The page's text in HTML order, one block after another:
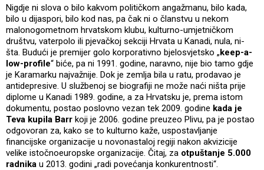
Nigdje ni slova o bilo kakvom političkom angažmanu, bilo kada,
bilo u dijaspori, bilo kod nas, pa čak ni o članstvu u nekom
malonogometnom hrvatskom klubu, kulturno-umjetničkom
društvu, vaterpolo ili pjevačkoj sekciji Hrvata u Kanadi, nula, ni-
šta. Budući je premijer golo korporativno bjelosvjetsko „keep-a-
low-profile“ biće, pa ni 1991. godine, naravno, nije bio tamo gdje
je Karamarku najvažnije. Dok je zemlja bila u ratu, prodavao je
antidepresive. U službenoj se biografiji ne može naći ništa prije
diplome u Kanadi 1989. godine, a za Hrvatsku je, prema istom
dokumentu, postao poslovno vezan tek 2009. godine kada je
Teva kupila Barr koji je 2006. godine preuzeo Plivu, pa je postao
odgovoran za, kako se to kulturno kaže, uspostavljanje
financijske organizacije u novonastaloj regiji nakon akvizicije
velike istočnoeuropske organizacije. Čitaj, za otpuštanje 5.000
radnika u 2013. godini „radi povećanja konkurentnosti“.